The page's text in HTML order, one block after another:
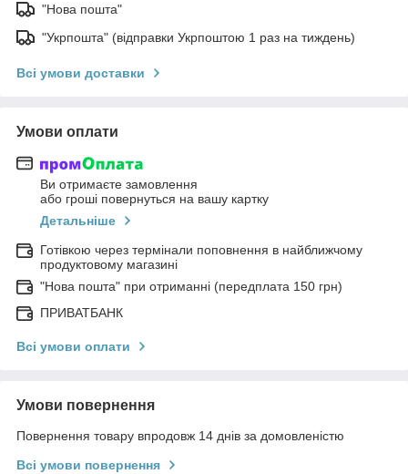
"Нова пошта"
"Укрпошта" (відправки Укрпоштою 1 раз на тиждень)
Всі умови доставки
Умови оплати
Ви отримаєте замовлення
або гроші повернуться на вашу картку
Детальніше
Готівкою через термінали поповнення в найближчому
продуктовому магазині
"Нова пошта" при отриманні (передплата 150 грн)
ПРИВАТБАНК
Всі умови оплати
Умови повернення
Повернення товару впродовж 14 днів за домовленістю
Всі умови повернення